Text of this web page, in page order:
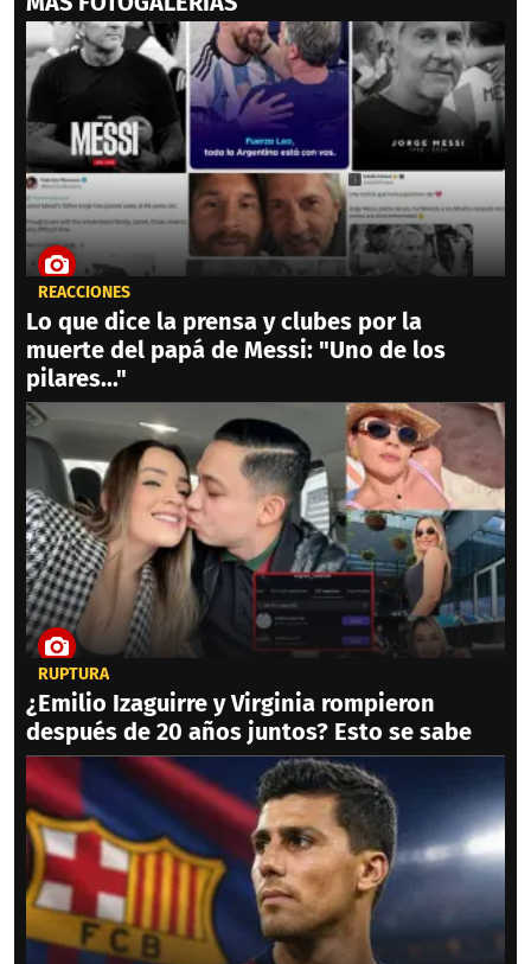
REACCIONES
Lo que dice la prensa y clubes por la
muerte del papá de Messi: "Uno de los
pilares..."
RUPTURA
¿Emilio Izaguirre y Virginia rompieron
después de 20 años juntos? Esto se sabe